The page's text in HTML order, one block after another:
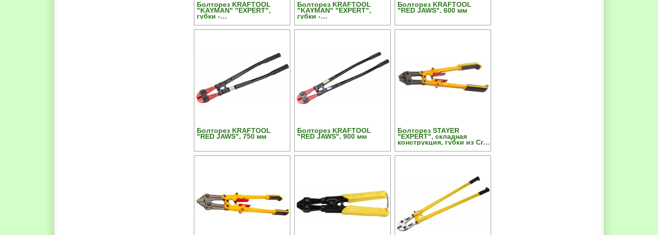
Болторез KRAFTOOL
"KAYMAN" "EXPERT",
губки -
сталь, 600мм
Болторез KRAFTOOL
"KAYMAN" "EXPERT",
губки -
сталь, 750мм
Болторез KRAFTOOL
"RED JAWS", 600 мм
Болторез KRAFTOOL
"RED JAWS", 750 мм
Болторез KRAFTOOL
"RED JAWS", 900 мм
Болторез STAYER
"EXPERT", складная
конструкция, губки из Cr-
рукоятка, сталь HRC 42 до